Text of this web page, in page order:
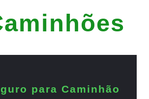
para Caminhão